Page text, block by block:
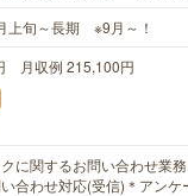
上旬～長期 ※9月～！
月収例 215,100円
に関するお問い合わせ業
合わせ対応(受信)＊アンケ